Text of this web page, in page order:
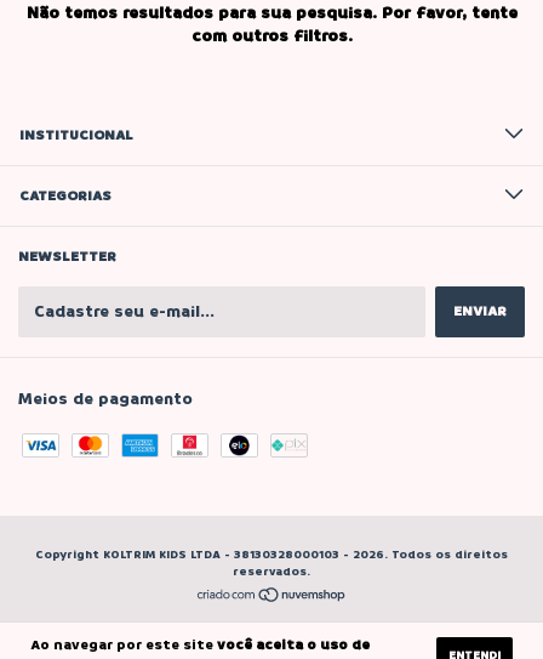
Ao navegar por este sitevocê aceita o uso de
ENTENDI
Não temos resultados para sua pesquisa. Por favor, tente
com outros filtros.
INSTITUCIONAL
CATEGORIAS
NEWSLETTER
Meios de pagamento
Copyright KOLTRIM KIDS LTDA - 38130328000103 - 2026. Todos os direitos
reservados.